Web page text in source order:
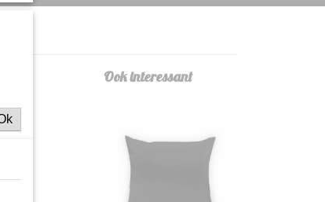
Ook interessant